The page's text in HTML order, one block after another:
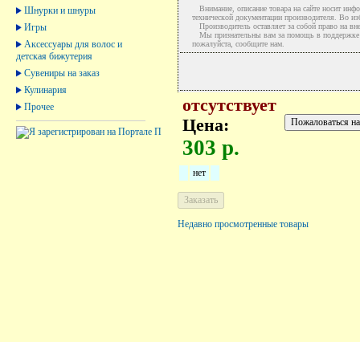
Шнурки и шнуры
Игры
Аксессуары для волос и
детская бижутерия
Сувениры на заказ
Кулинария
Прочее
Внимание, описание товара на сайте носит
технической документации производителя. Во
Производитель оставляет за собой право на
Мы признательны вам за помощь в поддержке
пожалуйста, сообщите нам.
отсутствует
Цена:
303 р.
нет
Недавно просмотренные товары